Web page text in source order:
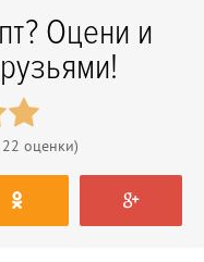
Оцени и
22 оценки)